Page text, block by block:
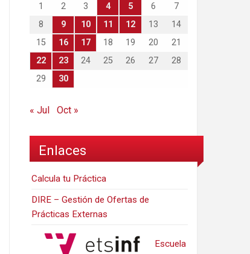
1
2 3 4 5 6
7
8
9 10 11 12 13
14
15
16 17 18 19 20
21
22
23 24 25 26 27
28
29
30
« Jul Oct »
Enlaces
Calcula tu Práctica
DIRE – Gestión de Ofertas de
Prácticas Externas
Escuela